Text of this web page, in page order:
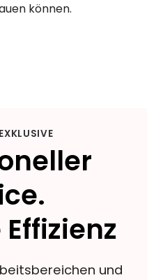
können.
und